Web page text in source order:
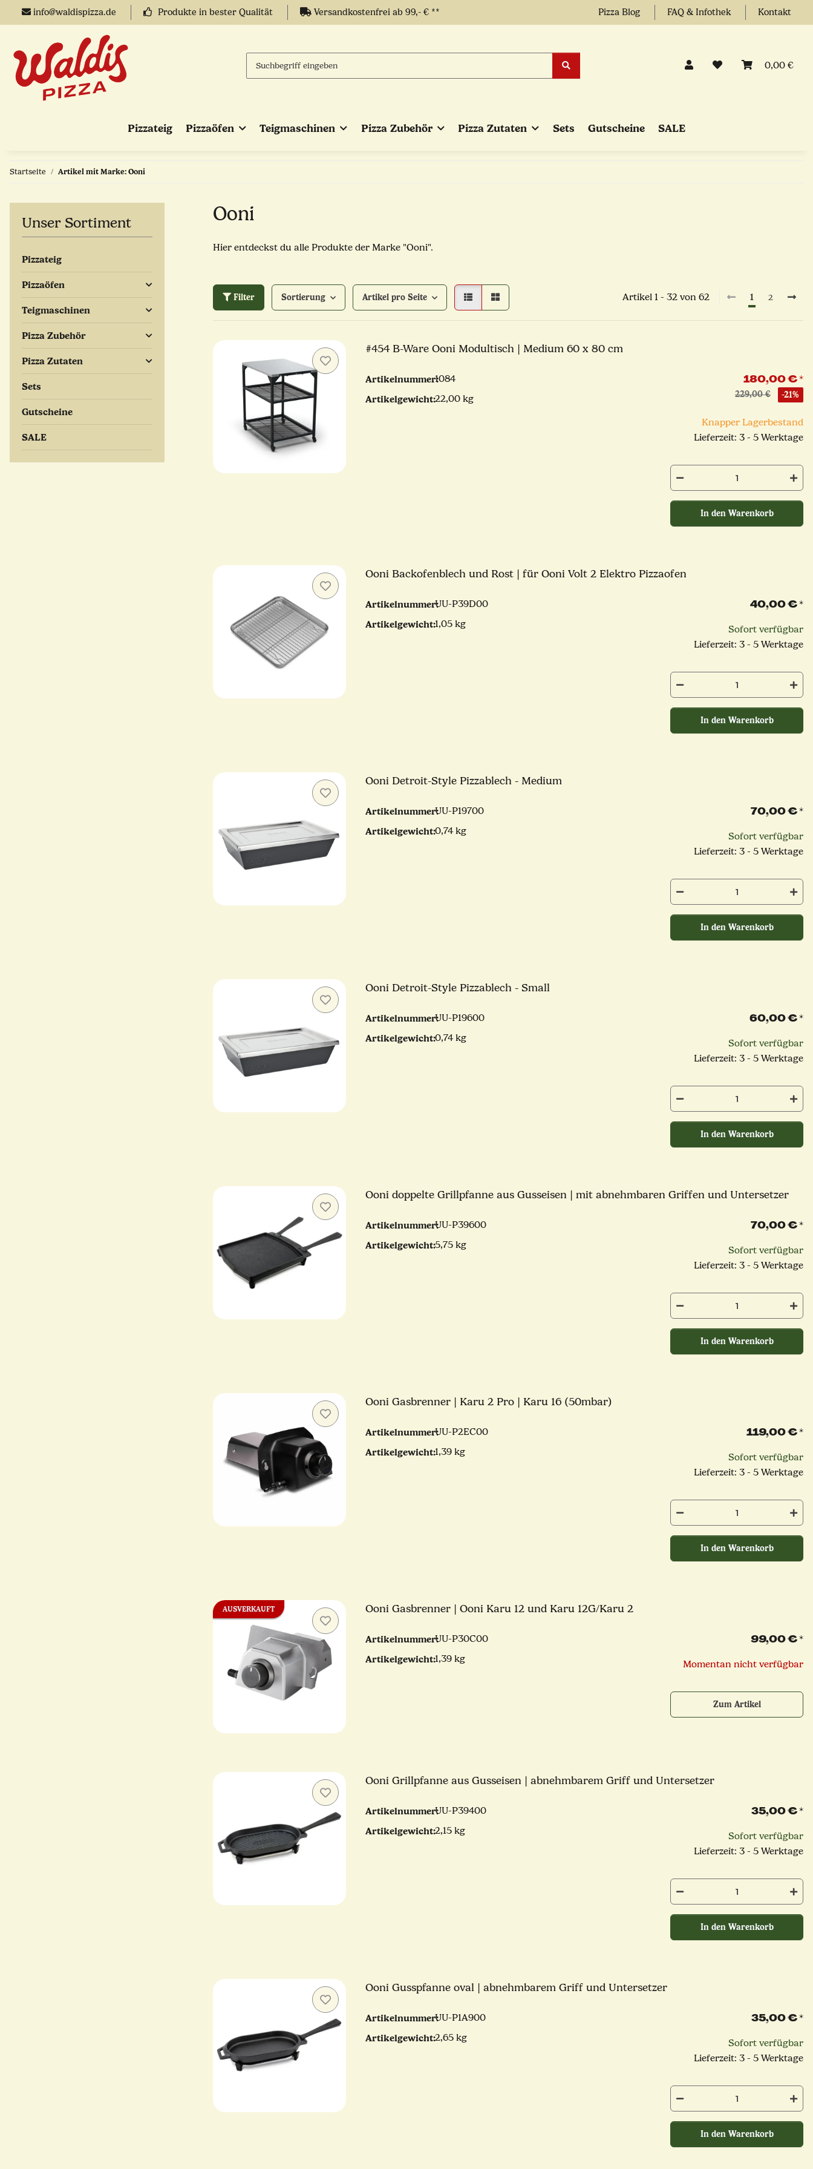
info@waldispizza.de Produkte in bester Qualität Versandkostenfrei ab 99,- € ** Pizza Blog FAQ & Infothek Kontakt
0,00 €
Pizzateig Pizzaöfen Teigmaschinen Pizza Zubehör Pizza Zutaten Sets Gutscheine SALE
Startseite Artikel mit Marke: Ooni
Ooni
Hier entdeckst du alle Produkte der Marke "Ooni".
Filter Sortierung Artikel pro Seite Artikel 1 - 32 von 62 1 2
#454 B-Ware Ooni Modultisch | Medium 60 x 80 cm
Artikelnummer:1084
Artikelgewicht:22,00 kg
180,00 €*
229,00 € -21%
Knapper Lagerbestand
Lieferzeit: 3 - 5 Werktage
In den Warenkorb
Ooni Backofenblech und Rost | für Ooni Volt 2 Elektro Pizzaofen
Artikelnummer:UU-P39D00
Artikelgewicht:1,05 kg
40,00 €*
Sofort verfügbar
Lieferzeit: 3 - 5 Werktage
In den Warenkorb
Ooni Detroit-Style Pizzablech - Medium
Artikelnummer:UU-P19700
Artikelgewicht:0,74 kg
70,00 €*
Sofort verfügbar
Lieferzeit: 3 - 5 Werktage
In den Warenkorb
Ooni Detroit-Style Pizzablech - Small
Artikelnummer:UU-P19600
Artikelgewicht:0,74 kg
60,00 €*
Sofort verfügbar
Lieferzeit: 3 - 5 Werktage
In den Warenkorb
Ooni doppelte Grillpfanne aus Gusseisen | mit abnehmbaren Griffen und Untersetzer
Artikelnummer:UU-P39600
Artikelgewicht:5,75 kg
70,00 €*
Sofort verfügbar
Lieferzeit: 3 - 5 Werktage
In den Warenkorb
Ooni Gasbrenner | Karu 2 Pro | Karu 16 (50mbar)
Artikelnummer:UU-P2EC00
Artikelgewicht:1,39 kg
119,00 €*
Sofort verfügbar
Lieferzeit: 3 - 5 Werktage
In den Warenkorb
AUSVERKAUFT Ooni Gasbrenner | Ooni Karu 12 und Karu 12G/Karu 2
Artikelnummer:UU-P30C00
Artikelgewicht:1,39 kg
99,00 €*
Momentan nicht verfügbar
Zum Artikel
Ooni Grillpfanne aus Gusseisen | abnehmbarem Griff und Untersetzer
Artikelnummer:UU-P39400
Artikelgewicht:2,15 kg
35,00 €*
Sofort verfügbar
Lieferzeit: 3 - 5 Werktage
In den Warenkorb
Ooni Gusspfanne oval | abnehmbarem Griff und Untersetzer
Artikelnummer:UU-P1A900
Artikelgewicht:2,65 kg
35,00 €*
Sofort verfügbar
Lieferzeit: 3 - 5 Werktage
In den Warenkorb
Unser Sortiment
Pizzateig
Pizzaöfen
Teigmaschinen
Pizza Zubehör
Pizza Zutaten
Sets
Gutscheine
SALE